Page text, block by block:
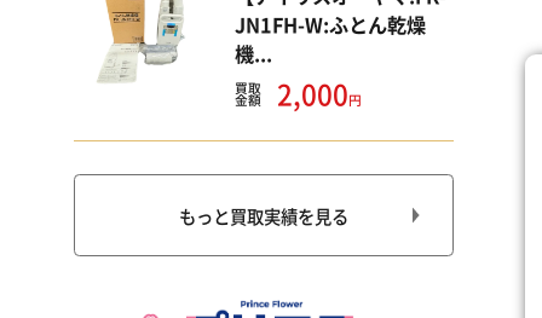
JN1FH-W:ふとん乾燥
機...
買取
金額 2,000円
もっと買取実績を見る